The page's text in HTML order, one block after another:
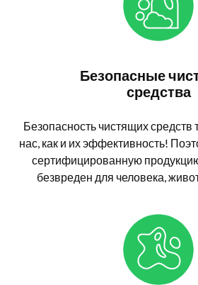
Безопасные
средства
Безопасность чистящих средств
нас, как и их эффективность!
сертифицированную
безвреден для человека,